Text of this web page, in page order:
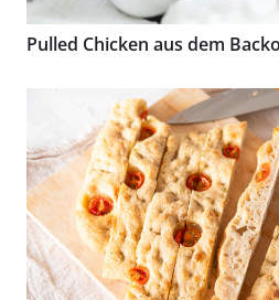
Pulled Chicken aus dem